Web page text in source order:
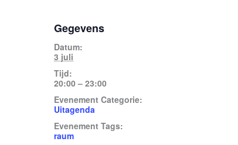
Gegevens
Datum:
3 juli
Tijd:
20:00 – 23:00
Evenement Categorie:
Uitagenda
Evenement Tags:
raum